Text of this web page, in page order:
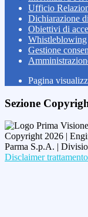
Ufficio
Dichiarazione
Obiettivi di
Whistleblowing
Gestione
Pagina
Sezione
Copyright 2026 |
Parma S.p.A. |
Disclaimer